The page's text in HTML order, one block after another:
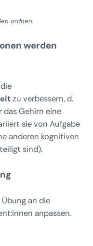
ordnen.
werden
zu verbessern, d.
das Gehirn eine
sie von Aufgabe
anderen kognitiven
sind).
an die
anpassen.